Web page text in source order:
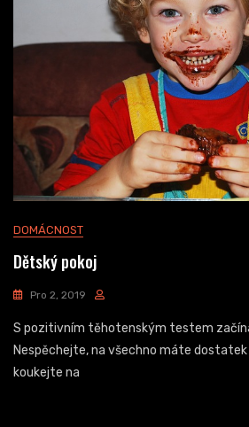
DOMÁCNOST
Dětský pokoj
Pro 2, 2019
S pozitivním těhotenským testem
Nespěchejte, na všechno máte
koukejte na